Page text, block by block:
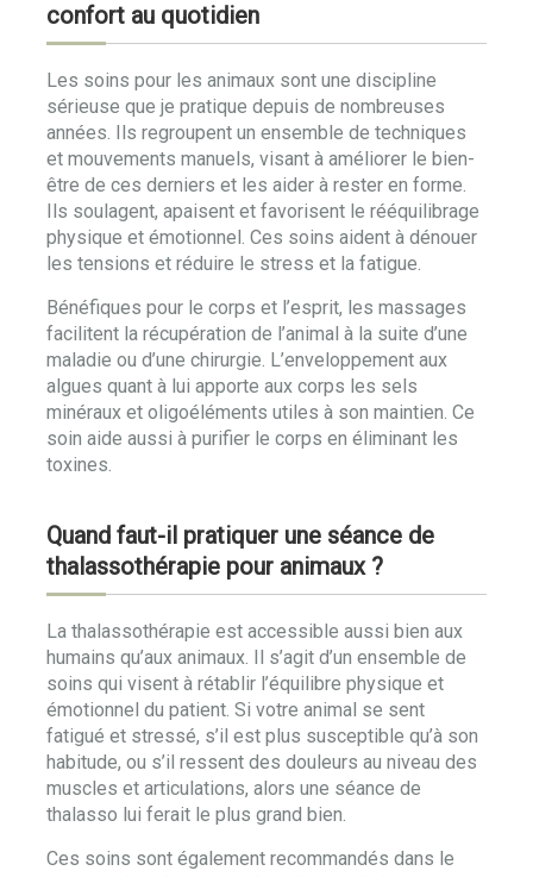
confort au quotidien
Les soins pour les animaux sont une discipline
sérieuse que je pratique depuis de nombreuses
années. Ils regroupent un ensemble de techniques
et mouvements manuels, visant à améliorer le bien-
être de ces derniers et les aider à rester en forme.
Ils soulagent, apaisent et favorisent le rééquilibrage
physique et émotionnel. Ces soins aident à dénouer
les tensions et réduire le stress et la fatigue.
Bénéfiques pour le corps et l’esprit, les massages
facilitent la récupération de l’animal à la suite d’une
maladie ou d’une chirurgie. L’enveloppement aux
algues quant à lui apporte aux corps les sels
minéraux et oligoéléments utiles à son maintien. Ce
soin aide aussi à purifier le corps en éliminant les
toxines.
Quand faut-il pratiquer une séance de
thalassothérapie pour animaux ?
La thalassothérapie est accessible aussi bien aux
humains qu’aux animaux. Il s’agit d’un ensemble de
soins qui visent à rétablir l’équilibre physique et
émotionnel du patient. Si votre animal se sent
fatigué et stressé, s’il est plus susceptible qu’à son
habitude, ou s’il ressent des douleurs au niveau des
muscles et articulations, alors une séance de
thalasso lui ferait le plus grand bien.
Ces soins sont également recommandés dans le